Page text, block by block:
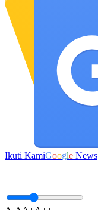
Ikuti KamiGoogle News